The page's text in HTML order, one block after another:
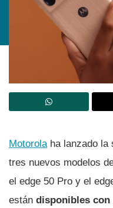
Motorola ha lanzado la
tres nuevos modelos
el edge 50 Pro y el
están disponibles con